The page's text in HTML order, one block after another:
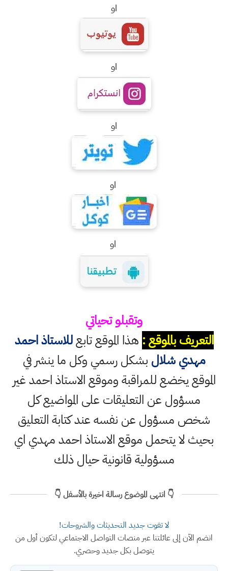
او
او
او
او
او
وتقبلو تحياتي
التعريف بالموقع : هذا الموقع تابعللاستاذ احمد
مهدي شلال بشكل رسمي وكل ما ينشر في
الموقع يخضع للمراقبة وموقع الاستاذ احمد غير
مسؤول عن التعليقات على المواضيع كل
شخص مسؤول عن نفسه عند كتابة التعليق
بحيث لا يتحمل موقع الاستاذ احمد مهدي اي
مسؤولية قانونية حيال ذلك
👇 انتهى الموضوع رسالة اخيرة بالأسفل 👇
لا تفوت جديد التحديثات والشروحات!
انضم الآن إلى عائلتنا عبر منصات التواصل الاجتماعي لتكون أول من
يتوصل بكل جديد وحصري.